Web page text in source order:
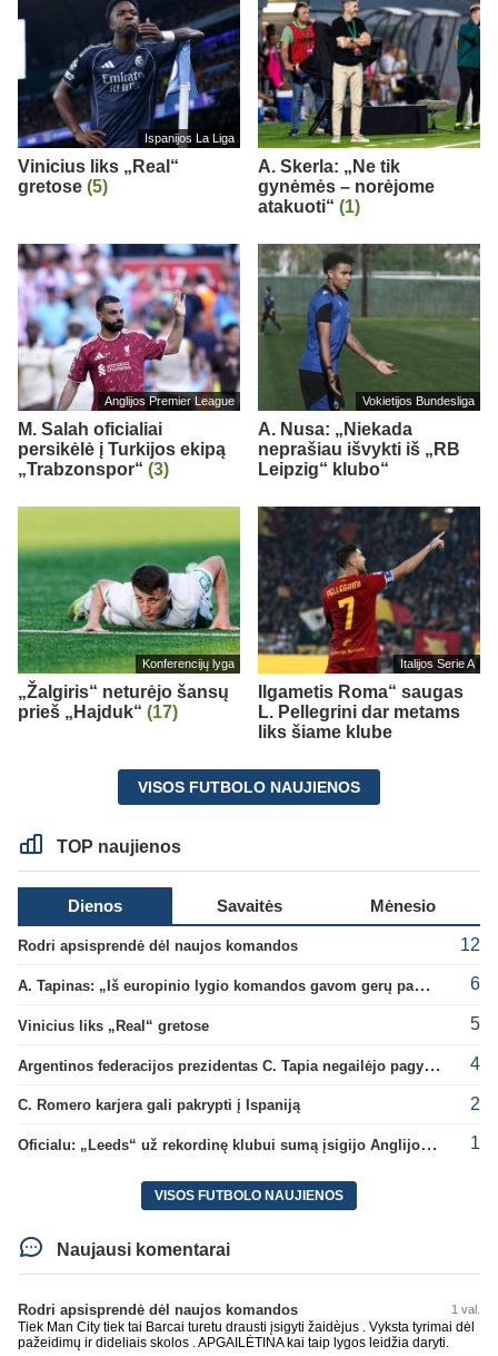
Ispanijos La Liga
Vinicius liks „Real“
gretose (5)
A. Skerla: „Ne tik
gynėmės – norėjome
atakuoti“ (1)
Anglijos Premier League
M. Salah oficialiai
persikėlė į Turkijos ekipą
„Trabzonspor“ (3)
Vokietijos Bundesliga
A. Nusa: „Niekada
neprašiau išvykti iš „RB
Leipzig“ klubo“
Konferencijų lyga
„Žalgiris“ neturėjo šansų
prieš „Hajduk“ (17)
Italijos Serie A
Ilgametis Roma“ saugas
L. Pellegrini dar metams
liks šiame klube
VISOS FUTBOLO NAUJIENOS
TOP naujienos
Dienos Savaitės Mėnesio
Rodri apsisprendė dėl naujos komandos 12
A. Tapinas: „Iš europinio lygio komandos gavom gerų pamokų“ 6
Vinicius liks „Real“ gretose 5
Argentinos federacijos prezidentas C. Tapia negailėjo pagyrų G. Infantino 4
C. Romero karjera gali pakrypti į Ispaniją 2
Oficialu: „Leeds“ už rekordinę klubui sumą įsigijo Anglijos rinktinės vartininką 1
VISOS FUTBOLO NAUJIENOS
Naujausi komentarai
Rodri apsisprendė dėl naujos komandos 1 val.
Tiek Man City tiek tai Barcai turetu drausti įsigyti žaidèjus . Vyksta tyrimai dėl
pažeidimų ir dideliais skolos . APGAILĖTINA kai taip lygos leidžia daryti.